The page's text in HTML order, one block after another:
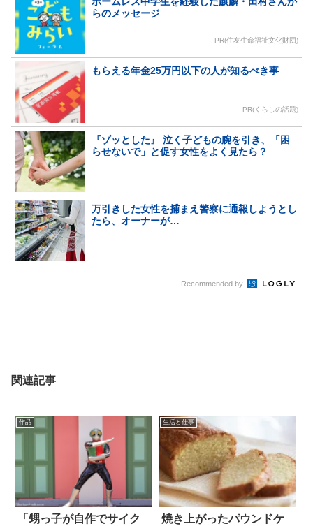
らのメッセージ
PR(住友生命福祉文化財団)
もらえる年金25万円以下の人が知るべき事
PR(くらしの話題)
『ゾッとした』 泣く子どもの腕を引き、「困
らせないで」と促す女性をよく見たら？
万引きした女性を捕まえ警察に通報しようとし
たら、オーナーが…
Recommended by
関連記事
作品
「甥っ子が自作でサイク
生活と仕事
焼き上がったパウンドケ